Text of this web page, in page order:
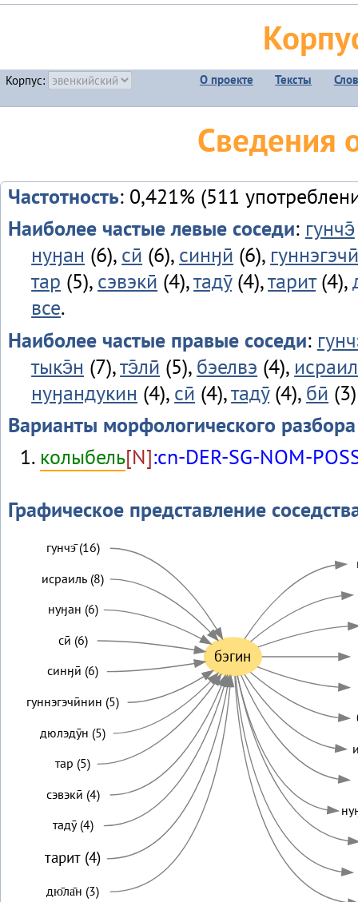
Корпус: О проекте Тексты
Сведения
Частотность: 0,421% (511
Наиболее частые левые соседи: гунчэ̄
нуӈан (6), сӣ (6), синӈӣ (6),
тар (5), сэвэкӣ (4),тадӯ(4),тарит(4),
все.
Наиболее частые правые соседи:
тыкэ̄н (7),тэ̄лӣ (5), бэелвэ (4),
нуӈандукин (4), сӣ (4),тадӯ(4), бӣ
Варианты морфологического разбора
колыбель[N]:cn-DER-SG-NOM-
Графическое представление
бэгин
гунчэ̄ (16)
исраиль (8)
нуӈан (6)
сӣ (6)
синӈӣ (6)
гуннэгэчӣнин (5)
дюлэдӯн (5)
тар (5)
сэвэкӣ (4)
тадӯ (4)
тарит (4)
дю̄ла̄н (3)